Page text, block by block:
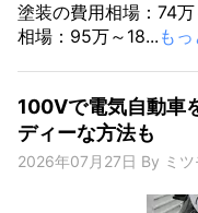
塗装の費用相場：74
相場：95万～18... も
100Vで電気自動車
ディーな方法も
2026年07月27日 By ミ